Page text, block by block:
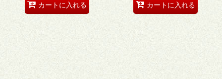
カートに入れる カートに入れる